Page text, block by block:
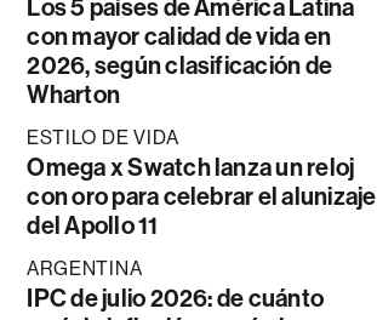
Los 5 países de América Latina
con mayor calidad de vida en
2026, según clasificación de
Wharton
ESTILO DE VIDA
Omega x Swatch lanza un reloj
con oro para celebrar el alunizaje
del Apollo 11
ARGENTINA
IPC de julio 2026: de cuánto